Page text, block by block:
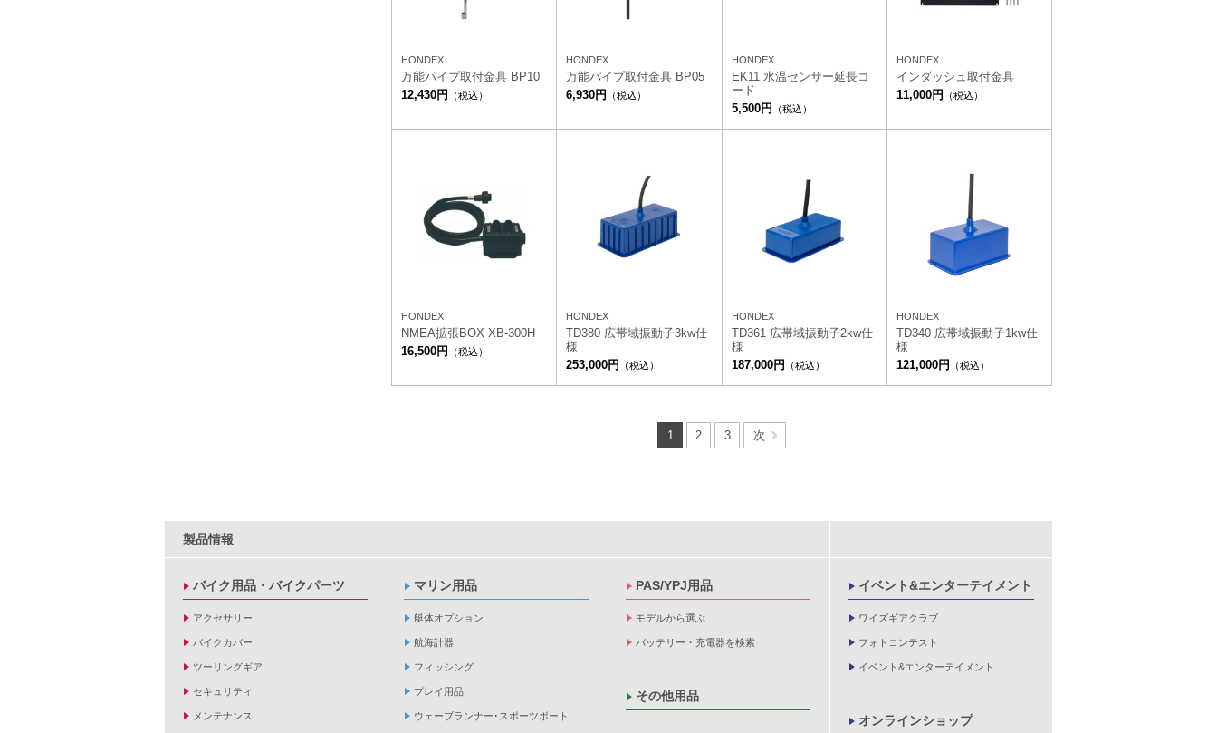
HONDEX
万能パイプ取付金具 BP10
12,430円
（税込）
HONDEX
万能パイプ取付金具 BP05
6,930円
（税込）
HONDEX
EK11 水温センサー延長コ
ード
5,500円
（税込）
HONDEX
インダッシュ取付金具
11,000円
（税込）
HONDEX
NMEA拡張BOX XB-300H
16,500円
（税込）
HONDEX
TD380 広帯域振動子3kw仕
様
253,000円
（税込）
HONDEX
TD361 広帯域振動子2kw仕
様
187,000円
（税込）
HONDEX
TD340 広帯域振動子1kw仕
様
121,000円
（税込）
1 2 3 次
製品情報
バイク用品・バイクパーツ
アクセサリー
バイクカバー
ツーリングギア
セキュリティ
メンテナンス
マリン用品
艇体オプション
航海計器
フィッシング
プレイ用品
ウェーブランナー･スポーツボート
PAS/YPJ用品
モデルから選ぶ
バッテリー・充電器を検索
その他用品
イベント&エンターテイメント
ワイズギアクラブ
フォトコンテスト
イベント&エンターテイメント
オンラインショップ